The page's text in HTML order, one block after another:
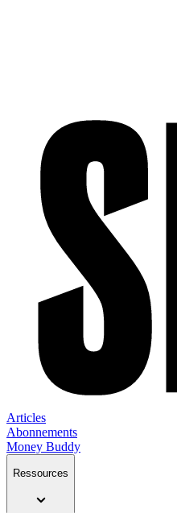
Articles
Abonnements
Money Buddy
Ressources